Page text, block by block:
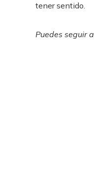
tener sentido.
Puedes seguir a